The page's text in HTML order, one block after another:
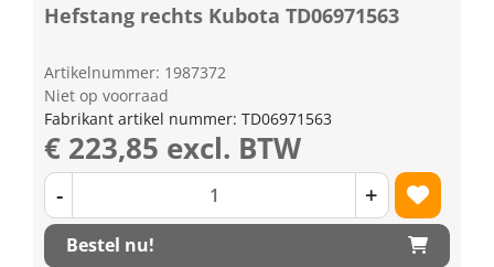
Hefstang rechts Kubota TD06971563
Artikelnummer: 1987372
Niet op voorraad
Fabrikant artikel nummer: TD06971563
€ 223,85 excl. BTW
- +
Bestel nu!